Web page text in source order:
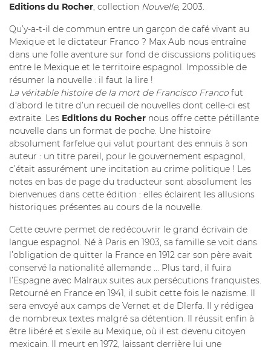
Editions du Rocher, collection Nouvelle, 2003.
Qu’y-a-t-il de commun entre un garçon de café vivant au
Mexique et le dictateur Franco ? Max Aub nous entraîne
dans une folle aventure sur fond de discussions politiques
entre le Mexique et le territoire espagnol. Impossible de
résumer la nouvelle : il faut la lire !
La véritable histoire de la mort de Francisco Franco fut
d’abord le titre d’un recueil de nouvelles dont celle-ci est
extraite. Les Editions du Rocher nous offre cette pétillante
nouvelle dans un format de poche. Une histoire
absolument farfelue qui valut pourtant des ennuis à son
auteur : un titre pareil, pour le gouvernement espagnol,
c’était assurément une incitation au crime politique ! Les
notes en bas de page du traducteur sont absolument les
bienvenues dans cette édition : elles éclairent les allusions
historiques présentes au cours de la nouvelle.
Cette œuvre permet de redécouvrir le grand écrivain de
langue espagnol. Né à Paris en 1903, sa famille se voit dans
l’obligation de quitter la France en 1912 car son père avait
conservé la nationalité allemande ... Plus tard, il fuira
l’Espagne avec Malraux suites aux persécutions franquistes.
Retourné en France en 1941, il subit cette fois le nazisme. Il
sera envoyé aux camps de Vernet et de Dlerfa. Il y rédigea
de nombreux textes malgré sa détention. Il réussit enfin à
être libéré et s’exile au Mexique, où il est devenu citoyen
mexicain. Il meurt en 1972, laissant derrière lui une